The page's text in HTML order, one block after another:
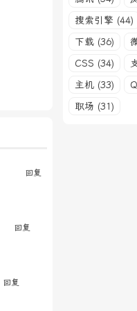
回复
回复
回复
搜索引擎 (44)
下载 (36)
CSS (34)
主机 (33)
职场 (31)